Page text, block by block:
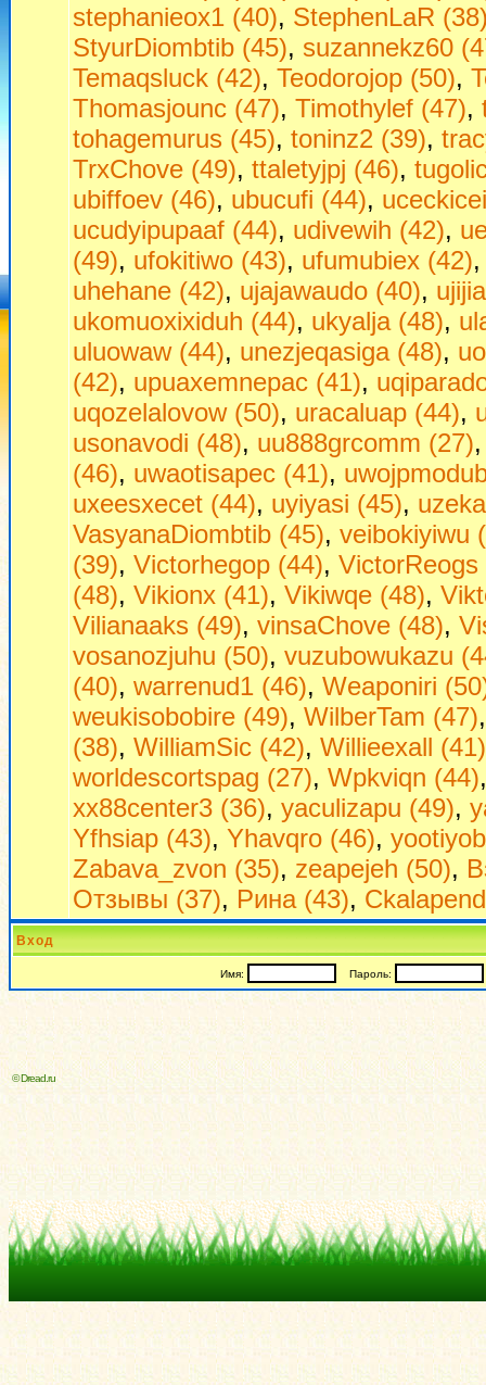
stephanieox1 (40), StephenLaR
StyurDiombtib (45), suzannekz60
Temaqsluck (42), Teodorojop (50),
Thomasjounc (47), Timothylef (47),
tohagemurus (45), toninz2 (39),
TrxChove (49), ttaletyjpj (46),
ubiffoev (46), ubucufi (44),
ucudyipupaaf (44), udivewih (42),
(49), ufokitiwo (43), ufumubiex (42)
uhehane (42), ujajawaudo (40),
ukomuoxixiduh (44), ukyalja (48),
uluowaw (44), unezjeqasiga (48),
(42), upuaxemnepac (41),
uqozelalovow (50), uracaluap (44),
usonavodi (48), uu888grcomm (27)
(46), uwaotisapec (41),
uxeesxecet (44), uyiyasi (45),
VasyanaDiombtib (45), veibokiyiwu
(39), Victorhegop (44), VictorReogs
(48), Vikionx (41), Vikiwqe (48),
Vilianaaks (49), vinsaChove (48),
vosanozjuhu (50), vuzubowukazu
(40), warrenud1 (46), Weaponiri
weukisobobire (49), WilberTam (47)
(38), WilliamSic (42), Willieexall (41)
worldescortspag (27), Wpkviqn (44)
xx88center3 (36), yaculizapu (49),
Yfhsiap (43), Yhavqro (46),
Zabava_zvon (35), zeapejeh (50),
Отзывы (37), Рина (43),
Вход
Имя: Пароль:
© Dread.ru